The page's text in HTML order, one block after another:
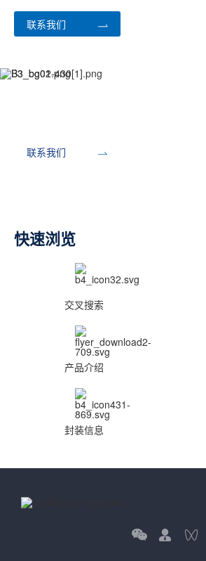
联系我们
联系我们
快速浏览
交叉搜索
产品介绍
封装信息